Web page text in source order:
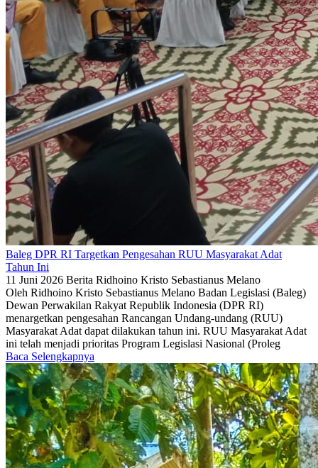
Baleg DPR RI Targetkan Pengesahan RUU Masyarakat Adat
Tahun Ini
11 Juni 2026 Berita Ridhoino Kristo Sebastianus Melano
Oleh Ridhoino Kristo Sebastianus Melano Badan Legislasi (Baleg)
Dewan Perwakilan Rakyat Republik Indonesia (DPR RI)
menargetkan pengesahan Rancangan Undang-undang (RUU)
Masyarakat Adat dapat dilakukan tahun ini. RUU Masyarakat Adat
ini telah menjadi prioritas Program Legislasi Nasional (Proleg
Baca Selengkapnya